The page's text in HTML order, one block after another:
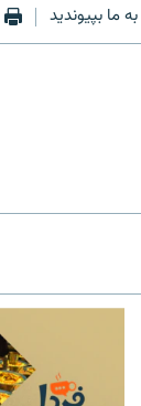
به ما بپیوندید